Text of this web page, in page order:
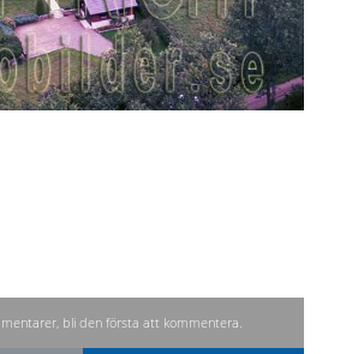
bli den första att kommentera.